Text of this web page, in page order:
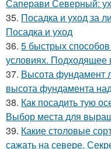
Саперави Северный:
35. Посадка и уход за
Посадка и уход
36. 5 быстрых
условиях.
37. Высота фундамент
высота фундамента
38. Как посадить тую
Выбор места для
39. Какие столовые
сажать на севере.